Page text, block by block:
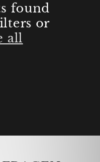
found
or
all